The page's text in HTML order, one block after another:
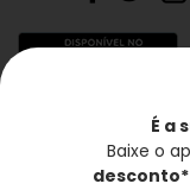
Frete grátis*
É a
Baixe o
desconto*